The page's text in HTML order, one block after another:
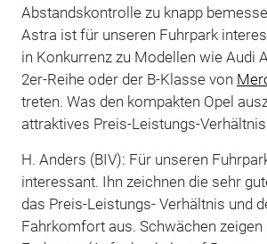
Abstandskontrolle zu knapp
Astra ist für unseren Fuhrpark
in Konkurrenz zu Modellen wie Audi
2er-Reihe oder der B-Klasse von
treten. Was den kompakten Opel
attraktives Preis-Leistungs-
H. Anders (BIV): Für unseren
interessant. Ihn zeichnen die sehr
das Preis-Leistungs- Verhältnis und
Fahrkomfort aus. Schwächen zeigen